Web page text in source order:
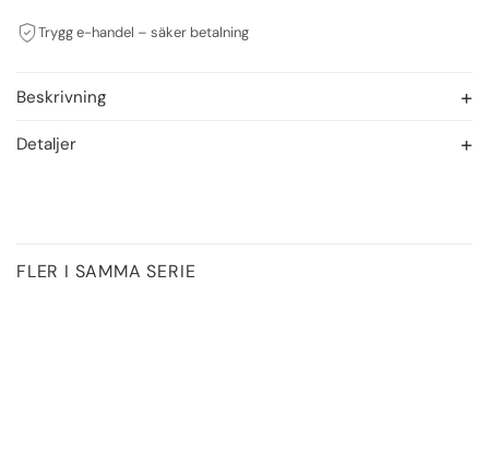
Trygg e-handel – säker betalning
Beskrivning
Detaljer
FLER I SAMMA SERIE